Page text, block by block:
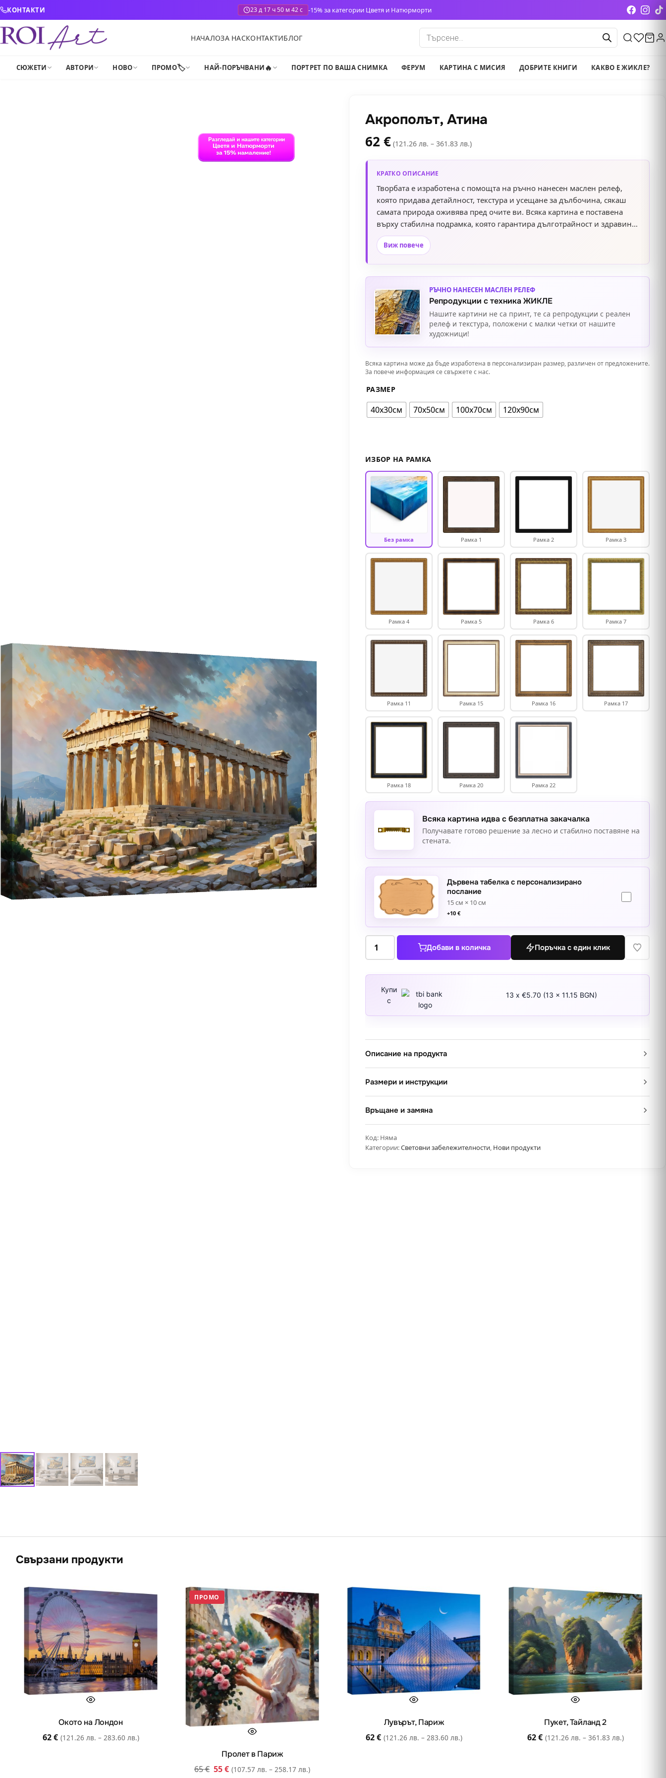
Skip to content
КОНТАКТИ 23 д 17 ч 50 м 40 с -15% за категории Цветя и Натюрморти
НАЧАЛОЗА НАСКОНТАКТИБЛОГ
Products
search
СЮЖЕТИ АВТОРИ НОВО ПРОМО🏷️ НАЙ-ПОРЪЧВАНИ🔥 ПОРТРЕТ ПО ВАША СНИМКА ФЕРУМ КАРТИНА С МИСИЯ ДОБРИТЕ КНИГИ КАКВО Е ЖИКЛЕ?
Акрополът, Атина
62 € (121.26 лв. – 361.83 лв.)
КРАТКО ОПИСАНИЕ
Творбата е изработена с помощта на ръчно нанесен маслен релеф,
която придава детайлност, текстура и усещане за дълбочина, сякаш
самата природа оживява пред очите ви. Всяка картина е поставена
върху стабилна подрамка, която гарантира дълготрайност и здравина.
Предлагаме избор от декоративни рамки, включително класически и
модерни дизайни, които подчертават елегантността и стила на
Виж повече
РЪЧНО НАНЕСЕН МАСЛЕН РЕЛЕФ
Репродукции с техника ЖИКЛЕ
Нашите картини не са принт, те са репродукции с реален
релеф и текстура, положени с малки четки от нашите
художници!
Всяка картина може да бъде изработена в персонализиран размер, различен от предложените.
За повече информация се свържете с нас.
РАЗМЕР
40х30см 70х50см 100х70см 120х90см
ИЗБОР НА РАМКА
Без рамка Рамка 1 Рамка 2 Рамка 3
Рамка 4 Рамка 5 Рамка 6 Рамка 7
Рамка 11 Рамка 15 Рамка 16 Рамка 17
Рамка 18 Рамка 20 Рамка 22
Всяка картина идва с безплатна закачалка
Получавате готово решение за лесно и стабилно поставяне на
стената.
Дървена табелка с персонализирано
послание
15 см × 10 см
+10 €
количество
Атина
Добави в количка Поръчка с един клик
Купи
с
13 x €5.70 (13 x 11.15 BGN)
Описание на продукта
Размери и инструкции
Връщане и замяна
Код: Няма
Категории:Световни забележителности, Нови продукти
Свързани продукти
Окото на Лондон
62€ (121.26 лв. – 283.60 лв.)
ПРОМО
Пролет в Париж
65€ 55€ (107.57 лв. – 258.17 лв.)
Лувърът, Париж
62€ (121.26 лв. – 283.60 лв.)
Пукет, Тайланд 2
62€ (121.26 лв. – 361.83 лв.)